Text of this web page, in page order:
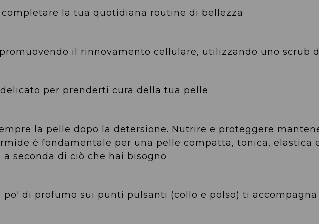
la tua quotidiana routine di bellezza
il rinnovamento cellulare, utilizzando uno scrub
per prenderti cura della tua pelle.
la pelle dopo la detersione. Nutrire e proteggere
è fondamentale per una pelle compatta, tonica, elastica
seconda di ciò che hai bisogno
po' di profumo sui punti pulsanti (collo e polso) ti